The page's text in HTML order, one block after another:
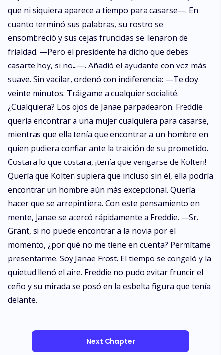
que ni siquiera aparece a tiempo para casarse—. En
cuanto terminó sus palabras, su rostro se
ensombreció y sus cejas fruncidas se llenaron de
frialdad. —Pero el presidente ha dicho que debes
casarte hoy, si no...—. Añadió el ayudante con voz más
suave. Sin vacilar, ordenó con indiferencia: —Te doy
veinte minutos. Tráigame a cualquier socialité.
¿Cualquiera? Los ojos de Janae parpadearon. Freddie
quería encontrar a una mujer cualquiera para casarse,
mientras que ella tenía que encontrar a un hombre en
quien pudiera confiar ante la traición de su prometido.
Costara lo que costara, ¡tenía que vengarse de Kolten!
Quería que Kolten supiera que incluso sin él, ella podría
encontrar un hombre aún más excepcional. Quería
hacer que se arrepintiera. Con este pensamiento en
mente, Janae se acercó rápidamente a Freddie. —Sr.
Grant, si no puede encontrar a la novia por el
momento, ¿por qué no me tiene en cuenta? Permítame
presentarme. Soy Janae Frost. El tiempo se congeló y la
quietud llenó el aire. Freddie no pudo evitar fruncir el
ceño y su mirada se posó en la esbelta figura que tenía
delante.
Next Chapter